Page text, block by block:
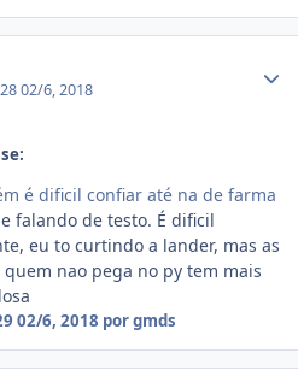
02/6, 2018
é dificil confiar até na de farma
falando de testo. É dificil
eu to curtindo a lander, mas as
nao pega no py tem mais
02/6, 2018 por gmds